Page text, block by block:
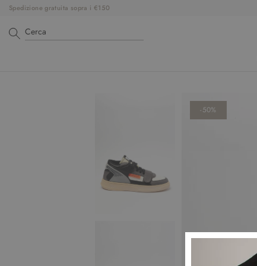
Spedizione gratuita sopra i €150
-50%